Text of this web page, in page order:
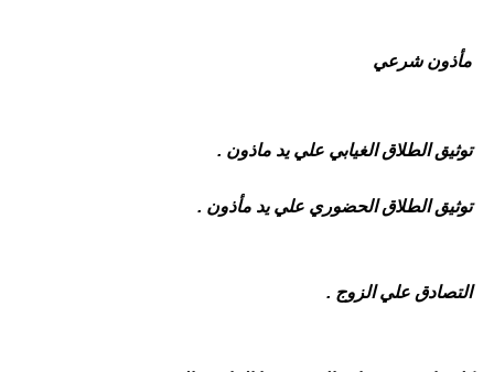
مأذون شرعي
توثيق الطلاق الغيابي علي يد ماذون .
توثيق الطلاق الحضوري علي يد مأذون .
التصادق علي الزوج .